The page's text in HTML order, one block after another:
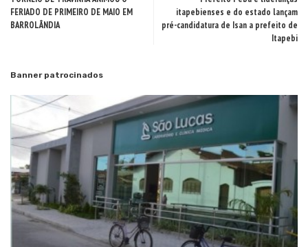
FERIADO DE PRIMEIRO DE MAIO EM
BARROLÂNDIA
itapebienses e do estado lançam
pré-candidatura de Isan a prefeito de
Itapebi
Banner patrocinados